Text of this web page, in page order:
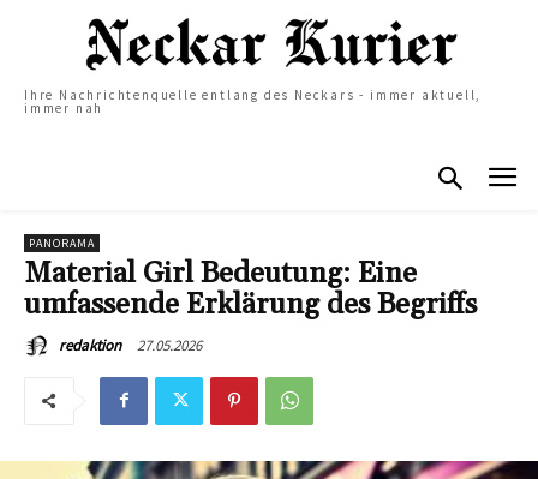
Ihre Nachrichtenquelle entlang des Neckars - immer aktuell,
immer nah
PANORAMA
Material Girl Bedeutung: Eine
umfassende Erklärung des Begriffs
redaktion 27.05.2026